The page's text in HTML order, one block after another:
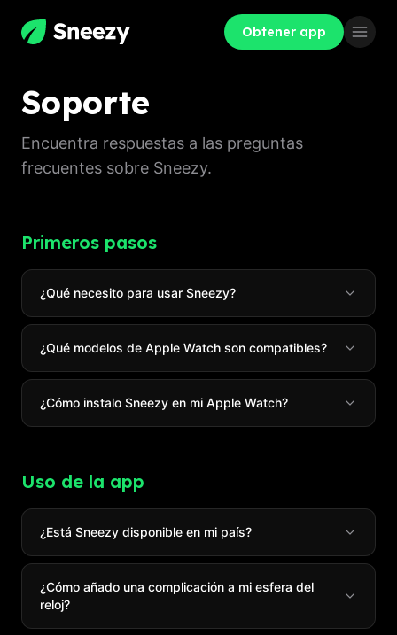
Obtener app
Soporte
Encuentra respuestas a las preguntas
frecuentes sobre Sneezy.
Primeros pasos
¿Qué necesito para usar Sneezy?
¿Qué modelos de Apple Watch son compatibles?
¿Cómo instalo Sneezy en mi Apple Watch?
Uso de la app
¿Está Sneezy disponible en mi país?
¿Cómo añado una complicación a mi esfera del
reloj?